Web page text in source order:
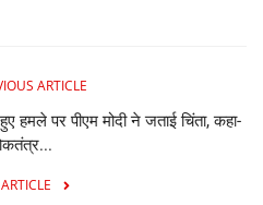
ARTICLE
हमले पर पीएम मोदी ने जताई चिंता, कहा-